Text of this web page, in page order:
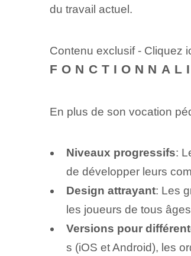
du travail actuel.
Contenu exclusif - Cliquez
En plus de son vocation
Niveaux progressifs:
de développer leurs
Design attrayant:‌ Les
les joueurs de tous
Versions pour
s (iOS et Android), les